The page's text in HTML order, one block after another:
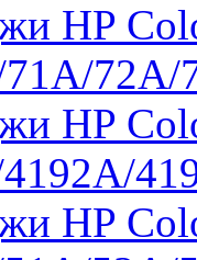
HP
HP
HP